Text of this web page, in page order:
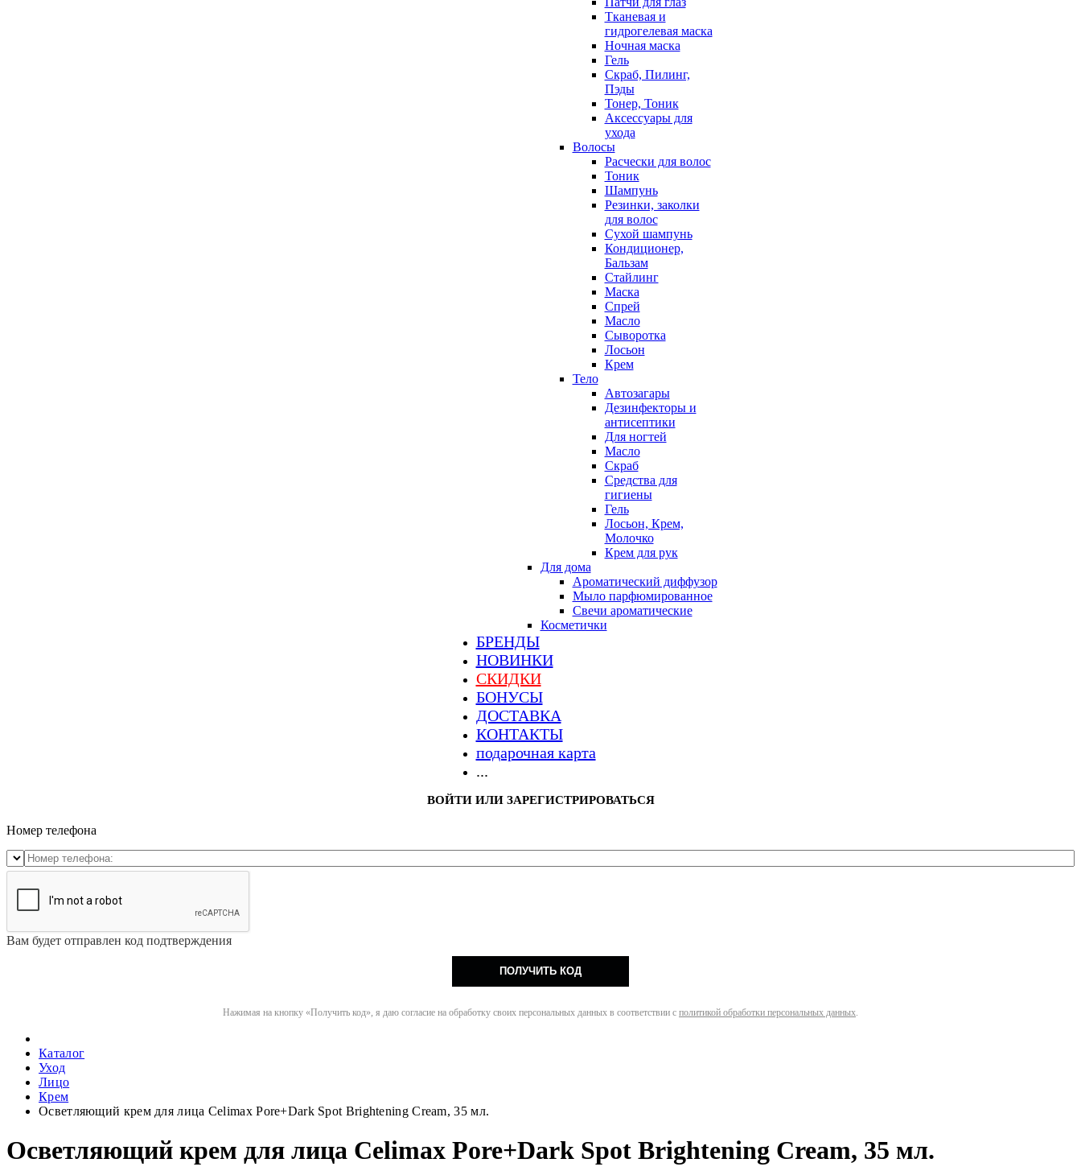
Тканевая и
гидрогелевая маска
Ночная маска
Гель
Скраб, Пилинг,
Пэды
Тонер, Тоник
Аксессуары для
ухода
Волосы
Расчески для волос
Тоник
Шампунь
Резинки, заколки
для волос
Сухой шампунь
Кондиционер,
Бальзам
Стайлинг
Маска
Спрей
Масло
Сыворотка
Лосьон
Крем
Тело
Автозагары
Дезинфекторы и
антисептики
Для ногтей
Масло
Скраб
Средства для
гигиены
Гель
Лосьон, Крем,
Молочко
Крем для рук
Для дома
Ароматический диффузор
Мыло парфюмированное
Свечи ароматические
Косметички
БРЕНДЫ
НОВИНКИ
СКИДКИ
БОНУСЫ
ДОСТАВКА
КОНТАКТЫ
подарочная карта
...
ВОЙТИ ИЛИ ЗАРЕГИСТРИРОВАТЬСЯ
Номер телефона
Вам будет отправлен код подтверждения
ПОЛУЧИТЬ КОД
Нажимая на кнопку «Получить код», я даю согласие на обработку своих персональных данных в соответствии с политикой обработки персональных данных.
Каталог
Уход
Лицо
Крем
Осветляющий крем для лица Celimax Pore+Dark Spot Brightening Cream, 35 мл.
Осветляющий крем для лица Celimax Pore+Dark Spot Brightening Cream, 35 мл.